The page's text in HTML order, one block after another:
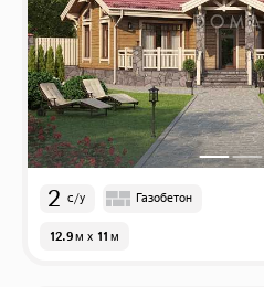
2 с/у Газобетон
12.9м x 11м